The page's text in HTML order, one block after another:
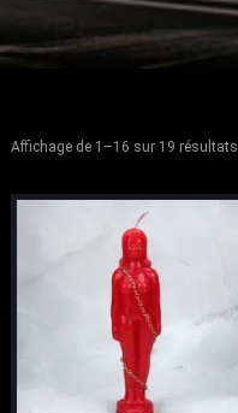
Affichage de 1–16 sur 19 résultats